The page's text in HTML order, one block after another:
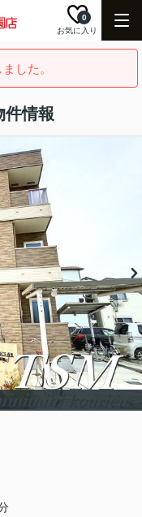
お気に入り
0
した。
件情報